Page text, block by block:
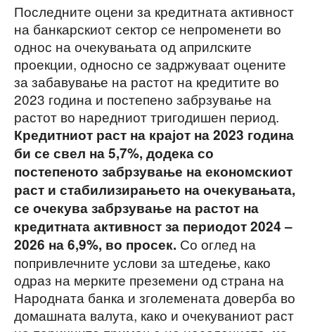
Последните оцени за кредитната активност
на банкарскиот сектор се непроменети во
однос на очекувањата од априлските
проекции, односно се задржуваат оцените
за забавување на растот на кредитите во
2023 година и постепено забрзување на
растот во наредниот тригодишен период.
Кредитниот раст на крајот на 2023 година
би се свел на 5,7%, додека со
постепеното забрзување на економскиот
раст и стабилизирањето на очекувањата,
се очекува забрзување на растот на
кредитната активност за периодот 2024 ‒
2026 на 6,9%, во просек. Со оглед на
попривлечните услови за штедење, како
одраз на мерките преземени од страна на
Народната банка и зголемената доверба во
домашната валута, како и очекуваниот раст